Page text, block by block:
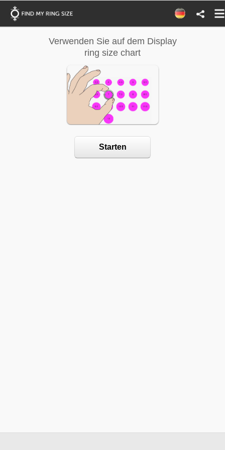
Verwenden Sie auf dem Display
ring size chart
Verwenden
Starten